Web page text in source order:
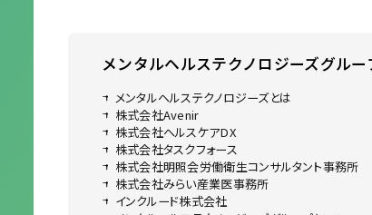
メンタルヘルステクノロジーズグルー
メンタルヘルステクノロジーズとは
株式会社Avenir
株式会社ヘルスケアDX
株式会社タスクフォース
株式会社明照会労働衛生コンサルタント事務所
株式会社みらい産業医事務所
インクルード株式会社